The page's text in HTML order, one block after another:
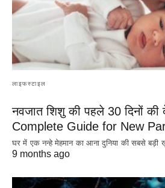
लाइफस्टाइल
नवजात शिशु की पहले 30 दिनों
Complete Guide for New
घर में एक नन्हे मेहमान का आना दुनिया की सबसे बड़ी
9 months ago